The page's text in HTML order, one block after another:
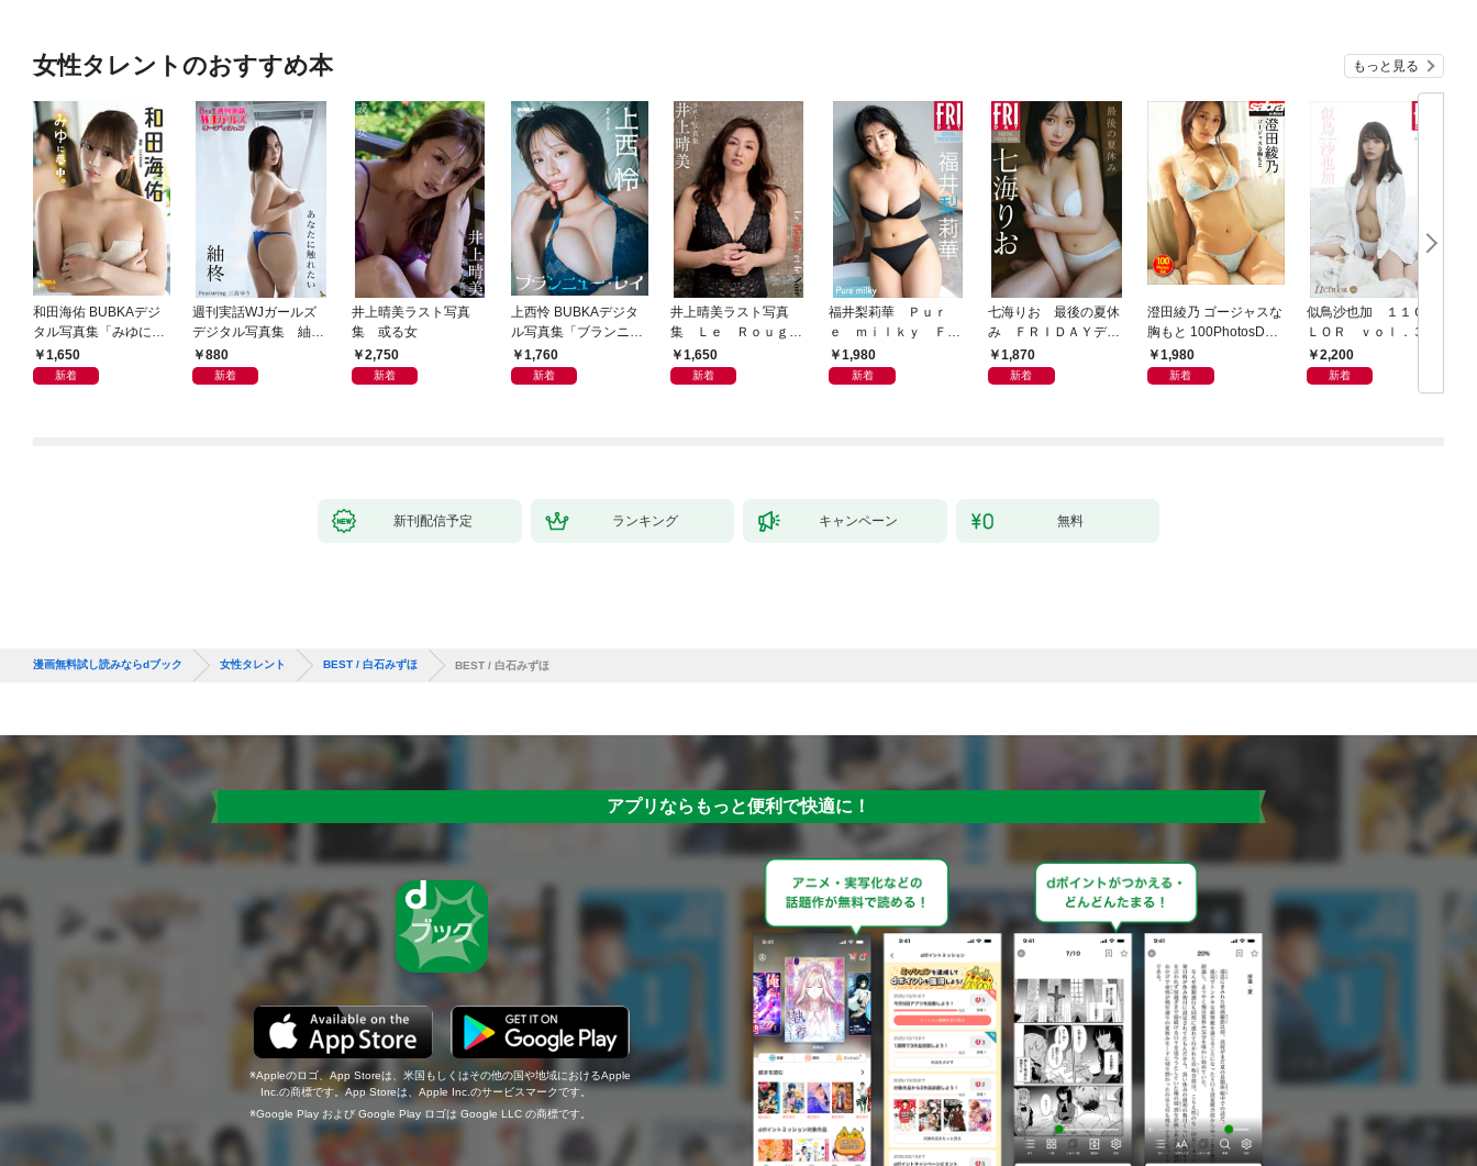
女性タレントのおすすめ本 もっと見る
和田海佑 BUBKAデジ
タル写真集「みゆに夢
中。」
1,650
新着
週刊実話WJガールズ
デジタル写真集 紬柊
「あなたに触れたい」
featuring 三島ゆう
880
新着
井上晴美ラスト写真
集 或る女
2,750
新着
上西怜 BUBKAデジタ
ル写真集「ブランニュ
ー・レイ」
1,760
新着
井上晴美ラスト写真
集 Ｌｅ Ｒｏｕｇ
ｅ ｅｔ ｌｅ Ｎｏ
ｉｒ
1,650
新着
福井梨莉華 Ｐｕｒ
ｅ ｍｉｌｋｙ ＦＲ
ＩＤＡＹデジタル写真
集
1,980
新着
七海りお 最後の夏休
み ＦＲＩＤＡＹデジ
タル写真集
1,870
新着
澄田綾乃 ゴージャスな
胸もと 100PhotosDX[s
abra net e-Book]
1,980
新着
似鳥沙也加 １１ＣＯ
ＬＯＲ ｖｏｌ．３
ＦＲＩＤＡＹデジタル
写真集
2,200
新着
新刊配信予定 ランキング キャンペーン 無料
漫画無料試し読みならdブック 女性タレント BEST / 白石みずほ BEST / 白石みずほ
アプリならもっと便利で快適に！
Appleのロゴ、App Storeは、米国もしくはその他の国や地域におけるApple
Inc.の商標です。App Storeは、Apple Inc.のサービスマークです。
Google Play および Google Play ロゴは Google LLC の商標です。